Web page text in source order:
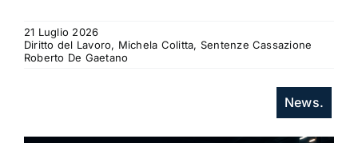
21 Luglio 2026
Diritto del Lavoro, Michela Colitta, Sentenze Cassazione
Roberto De Gaetano
News.